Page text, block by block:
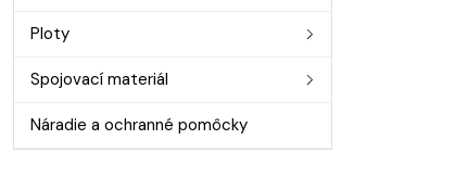
Ploty
Spojovací materiál
Náradie a ochranné pomôcky